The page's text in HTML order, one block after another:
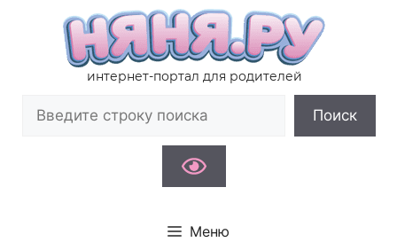
содержимому
интернет-портал для родителей
Поиск
Меню